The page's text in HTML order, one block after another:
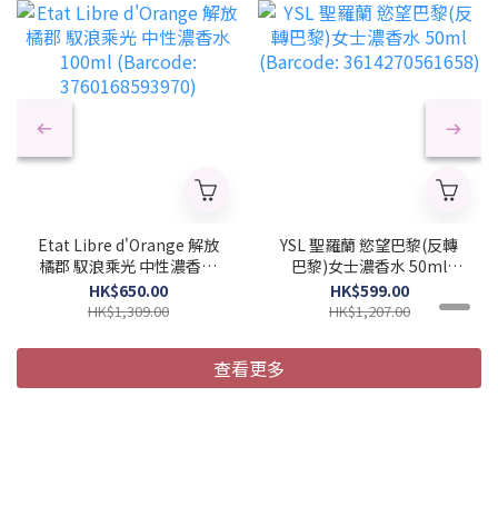
Etat Libre d'Orange 解放
橘郡 馭浪乘光 中性濃香水
100ml (Barcode:
3760168593970)
HK$650.00
HK$1,309.00
YSL 聖羅蘭 慾望巴黎(反轉
巴黎)女士濃香水 50ml
(Barcode:
3614270561658)
HK$599.00
HK$1,207.00
查看更多